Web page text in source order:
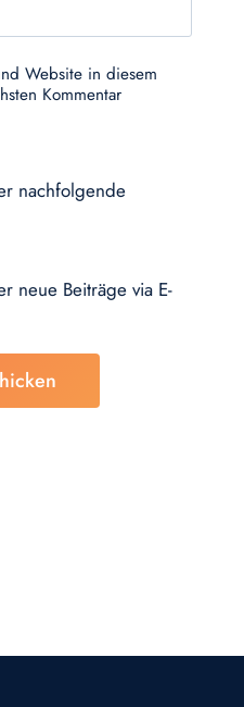
Website in diesem
Kommentar
nachfolgende
neue Beiträge via E-